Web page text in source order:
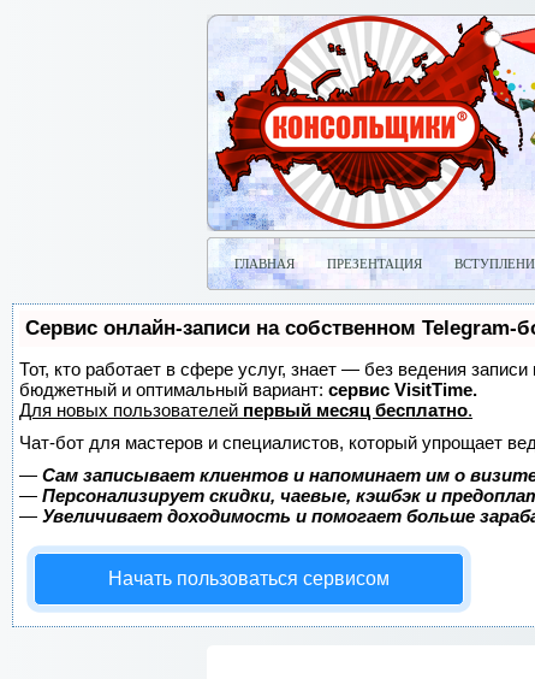
ГЛАВНАЯ ПРЕЗЕНТАЦИЯ
Сервис онлайн-записи на собственном Telegram-
Тот, кто работает в сфере услуг, знает — без ведения
бюджетный и оптимальный вариант: сервис VisitTime.
Для новых пользователей первый месяц бесплатно.
Чат-бот для мастеров и специалистов, который упрощает
— Сам записывает клиентов и напоминает им о
— Персонализирует скидки, чаевые, кэшбэк и
— Увеличивает доходимость и помогает больше
Начать пользоваться сервисом